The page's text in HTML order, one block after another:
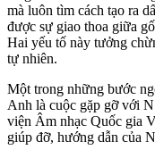
mà luôn tìm cách tạo ra
được sự giao thoa giữa
Hai yếu tố này tưởng
tự nhiên.
Một trong những bước
Anh là cuộc gặp gỡ với
viện Âm nhạc Quốc gia
giúp đỡ, hướng dẫn của